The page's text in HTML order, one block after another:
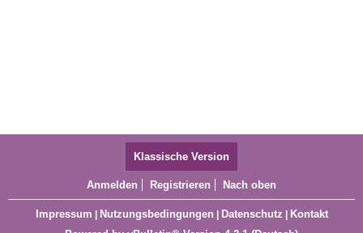
Klassische Version
Anmelden Registrieren Nach oben
Impressum | Nutzungsbedingungen | Datenschutz | Kontakt